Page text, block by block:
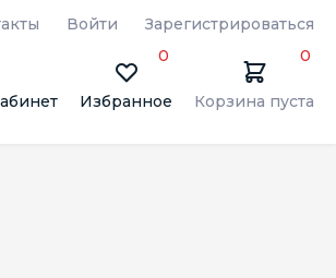
Войти Зарегистрироваться
Избранное
0
Корзина пуста
0